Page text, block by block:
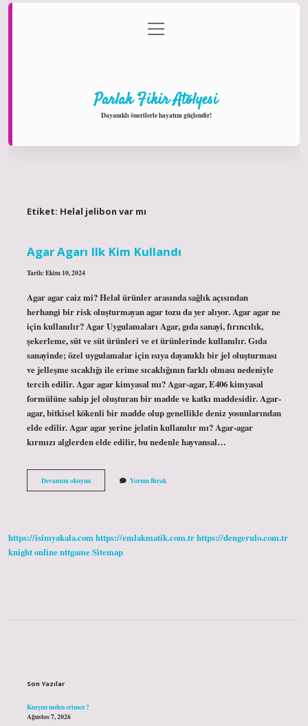
Gizlilik Politikası
menüyü
aç
Parlak Fikir Atölyesi
Dayanıklı önerilerle hayatını güçlendir!
Etiket: Helal jelibon var mı
Agar Agarı Ilk Kim Kullandı
Tarih: Ekim 10, 2024
Agar agar caiz mi? Helal ürünler arasında sağlık açısından
herhangi bir risk oluşturmayan agar tozu da yer alıyor. Agar agar ne
için kullanılır? Agar Uygulamaları Agar, gıda sanayi, fırıncılık,
şekerleme, süt ve süt ürünleri ve et ürünlerinde kullanılır. Gıda
sanayinde; özel uygulamalar için ısıya dayanıklı bir jel oluşturması
ve jelleşme sıcaklığı ile erime sıcaklığının farklı olması nedeniyle
tercih edilir. Agar agar kimyasal mı? Agar-agar, E406 kimyasal
formülüne sahip jel oluşturan bir madde ve katkı maddesidir. Agar-
agar, bitkisel kökenli bir madde olup genellikle deniz yosunlarından
elde edilir. Agar agar yerine jelatin kullanılır mı? Agar-agar
kırmızı alglerden elde edilir, bu nedenle hayvansal…
Devamını okuyunAgar
Agarı
Yorum Bırak
https://isimyakala.comhttps://emlakmatik.com.trhttps://dengerulo.com.tr
knight onlinenttgameSitemap
Son Yazılar
Kurşun neden erimez ?
Ağustos 7, 2026